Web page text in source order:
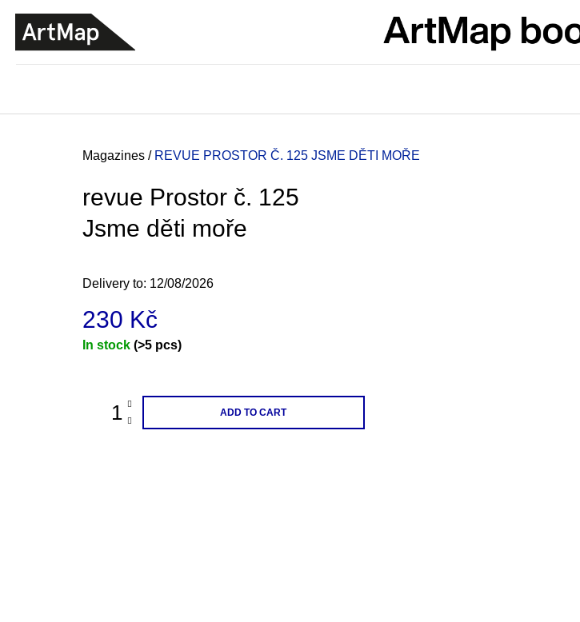
Home
Magazines / REVUE PROSTOR Č. 125 JSME DĚTI MOŘE
revue Prostor č. 125
Jsme děti moře
Delivery to: 12/08/2026
230 Kč
Measure
In stock (>5 pcs)
ADD TO CART
BACK
SHOPPING
BACK
SHOPPING